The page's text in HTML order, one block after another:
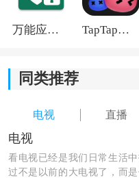
万能应用隐藏 TapTap国际版2026
同类推荐
电视 直播
电视
看电视已经是我们日常生活
过不是以前的大电视了，而